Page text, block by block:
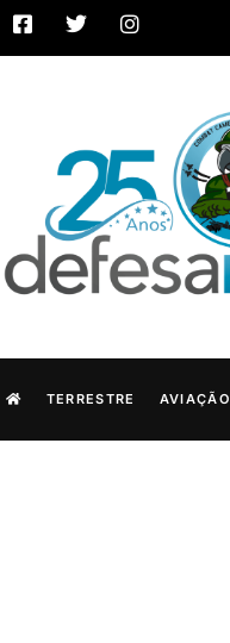
TERRESTRE AVIAÇÃO